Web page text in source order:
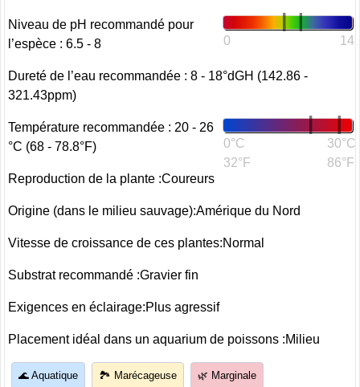
0 14
Niveau de pH recommandé pour
l’espèce : 6.5 - 8
Dureté de l’eau recommandée : 8 - 18°dGH (142.86 -
321.43ppm)
0°C
32°F
30°C
86°F
Température recommandée : 20 - 26
°C (68 - 78.8°F)
Reproduction de la plante :Coureurs
Origine (dans le milieu sauvage):Amérique du Nord
Vitesse de croissance de ces plantes:Normal
Substrat recommandé :Gravier fin
Exigences en éclairage:Plus agressif
Placement idéal dans un aquarium de poissons :Milieu
🌊 Aquatique 🏞️ Marécageuse 🌿 Marginale